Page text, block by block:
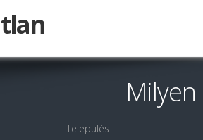
Milyen
Település